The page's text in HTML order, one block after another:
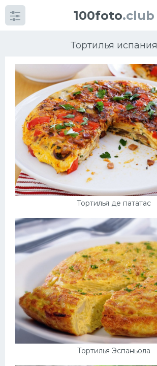
100foto.club
Тортилья испания
Тортилья де пататас
Тортилья Эспаньола
Категориикартинок
Супы
Мясные блюда
Печенье
Выпечка
Десерт
Дизайн комнаты